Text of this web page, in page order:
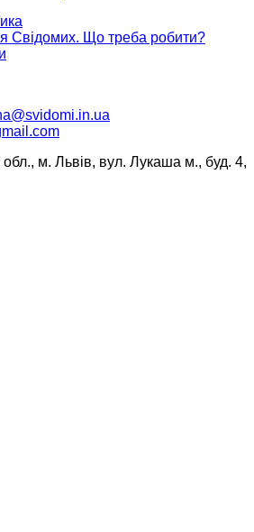
Свідомих. Що треба робити?
обл., м. Львів, вул. Лукаша м., буд. 4,